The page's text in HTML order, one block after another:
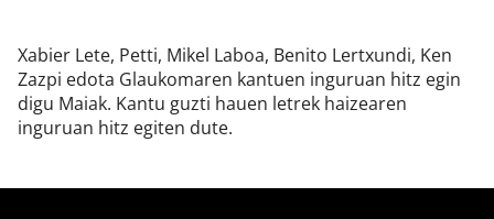
Xabier Lete, Petti, Mikel Laboa, Benito Lertxundi, Ken
Zazpi edota Glaukomaren kantuen inguruan hitz egin
digu Maiak. Kantu guzti hauen letrek haizearen
inguruan hitz egiten dute.